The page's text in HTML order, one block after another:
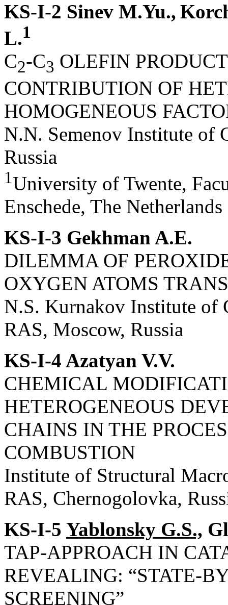
KS-I-2 Sinev M.Yu.,
L.1
С2-С3 OLEFIN
CONTRIBUTION OF
HOMOGENEOUS
N.N. Semenov Institute of
Russia
1University of Twente,
Enschede, The Netherlands
KS-I-3 Gekhman A.E.
DILEMMA OF
OXYGEN ATOMS
N.S. Kurnakov Institute of
RAS, Moscow, Russia
KS-I-4 Azatyan V.V.
CHEMICAL
HETEROGENEOUS
CHAINS IN THE
COMBUSTION
Institute of Structural
RAS, Chernogolovka,
KS-I-5 Yablonsky G.S.,
TAP-APPROACH IN
REVEALING: “STATE-
SCREENING”